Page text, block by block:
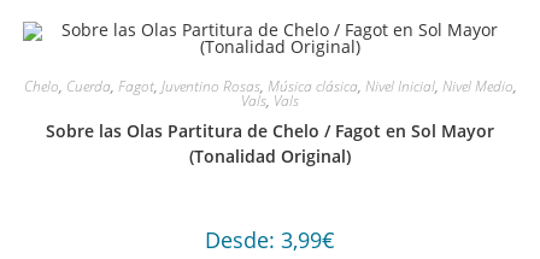
Chelo, Cuerda, Fagot, Juventino Rosas, Música clásica, Nivel Inicial, Nivel Medio,
Vals, Vals
Sobre las Olas Partitura de Chelo / Fagot en Sol Mayor
(Tonalidad Original)
Desde: 3,99€